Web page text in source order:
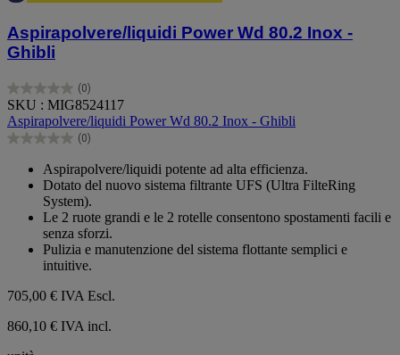
Aspirapolvere/liquidi Power Wd 80.2 Inox -
Ghibli
(0)
0.0
su
5
stelle.
SKU : MIG8524117
Aspirapolvere/liquidi Power Wd 80.2 Inox - Ghibli
(0)
0.0
stelle.
Aspirapolvere/liquidi potente ad alta efficienza.
Dotato del nuovo sistema filtrante UFS (Ultra FilteRing
System).
Le 2 ruote grandi e le 2 rotelle consentono spostamenti facili e
senza sforzi.
Pulizia e manutenzione del sistema flottante semplici e
intuitive.
705,00 € IVA Escl.
860,10 € IVA incl.